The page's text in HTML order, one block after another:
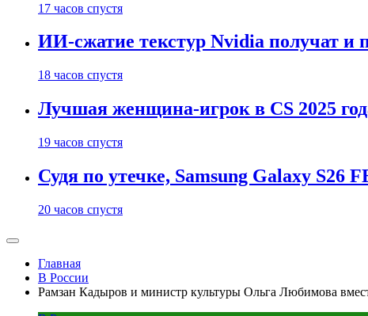
17 часов спустя
ИИ-сжатие текстур Nvidia получат и
18 часов спустя
Лучшая женщина-игрок в CS 2025
19 часов спустя
Судя по утечке, Samsung Galaxy S26
20 часов спустя
Главная
В России
Рамзан Кадыров и министр культуры Ольга Любимова